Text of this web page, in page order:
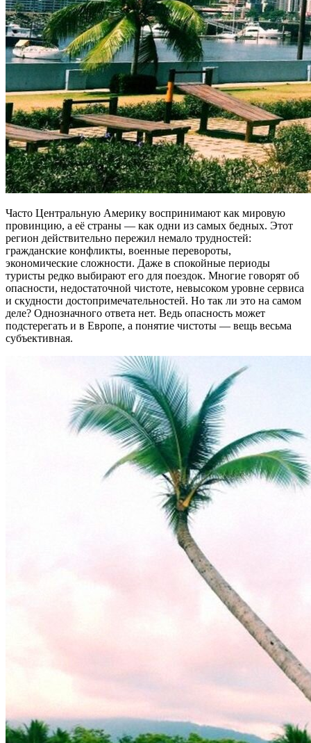
Часто Центральную Америку воспринимают как мировую
провинцию, а её страны — как одни из самых бедных. Этот
регион действительно пережил немало трудностей:
гражданские конфликты, военные перевороты,
экономические сложности. Даже в спокойные периоды
туристы редко выбирают его для поездок. Многие говорят об
опасности, недостаточной чистоте, невысоком уровне сервиса
и скудности достопримечательностей. Но так ли это на самом
деле? Однозначного ответа нет. Ведь опасность может
подстерегать и в Европе, а понятие чистоты — вещь весьма
субъективная.